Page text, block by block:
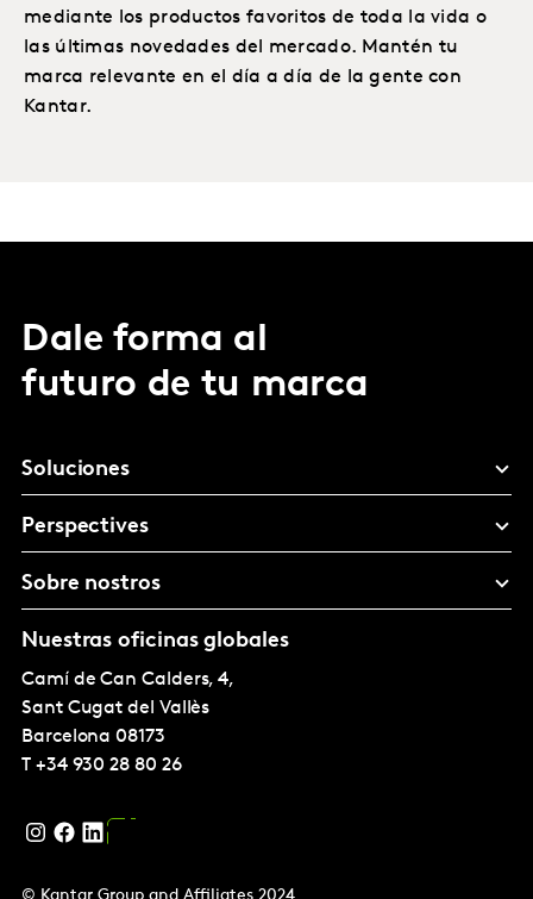
mediante los productos favoritos de toda la vida o
las últimas novedades del mercado. Mantén tu
marca relevante en el día a día de la gente con
Kantar.
Dale forma al
futuro de tu marca
Soluciones
Perspectives
Sobre nostros
Nuestras oficinas globales
Camí de Can Calders, 4,
Sant Cugat del Vallès
Barcelona 08173
T +34 930 28 80 26